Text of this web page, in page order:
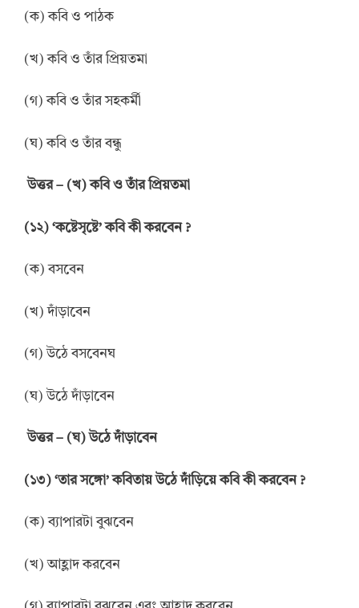
(ক) কবি ও পাঠক
(খ) কবি ও তাঁর প্রিয়তমা
(গ) কবি ও তাঁর সহকর্মী
(ঘ) কবি ও তাঁর বন্ধু
উত্তর – (খ) কবি ও তাঁর প্রিয়তমা
(১২) ‘কষ্টেসৃষ্টে’ কবি কী করবেন ?
(ক) বসবেন
(খ) দাঁড়াবেন
(গ) উঠে বসবেনঘ
(ঘ) উঠে দাঁড়াবেন
উত্তর – (ঘ) উঠে দাঁড়াবেন
(১৩) ‘তার সঙ্গো’ কবিতায় উঠে দাঁড়িয়ে কবি কী করবেন ?
(ক) ব্যাপারটা বুঝবেন
(খ) আহ্লাদ করবেন